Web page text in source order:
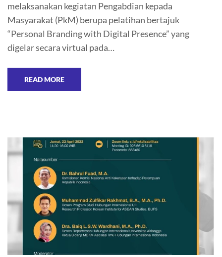
melaksanakan kegiatan Pengabdian kepada
Masyarakat (PkM) berupa pelatihan bertajuk
“Personal Branding with Digital Presence” yang
digelar secara virtual pada…
READ MORE